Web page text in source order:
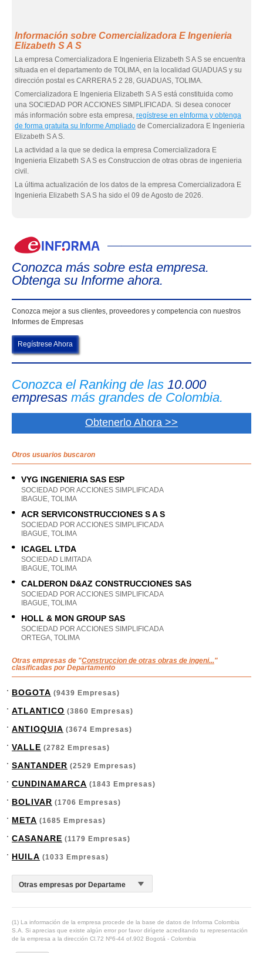
Información sobre Comercializadora E Ingenieria
Elizabeth S A S
La empresa Comercializadora E Ingenieria Elizabeth S A S se encuentra
situada en el departamento de TOLIMA, en la localidad GUADUAS y su
dirección postal es CARRERA 5 2 28, GUADUAS, TOLIMA.
Comercializadora E Ingenieria Elizabeth S A S está constituida como
una SOCIEDAD POR ACCIONES SIMPLIFICADA. Si desea conocer
más información sobre esta empresa, regístrese en eInforma y obtenga
de forma gratuita su Informe Ampliado de Comercializadora E Ingenieria
Elizabeth S A S.
La actividad a la que se dedica la empresa Comercializadora E
Ingenieria Elizabeth S A S es Construccion de otras obras de ingenieria
civil.
La última actualización de los datos de la empresa Comercializadora E
Ingenieria Elizabeth S A S ha sido el 09 de Agosto de 2026.
Conozca más sobre esta empresa.
Obtenga su Informe ahora.
Conozca mejor a sus clientes, proveedores y competencia con nuestros
Informes de Empresas
Regístrese Ahora
Conozca el Ranking de las 10.000
empresas más grandes de Colombia.
Obtenerlo Ahora >>
Otros usuarios buscaron
VYG INGENIERIA SAS ESP
SOCIEDAD POR ACCIONES SIMPLIFICADA
IBAGUE, TOLIMA
ACR SERVICONSTRUCCIONES S A S
SOCIEDAD POR ACCIONES SIMPLIFICADA
IBAGUE, TOLIMA
ICAGEL LTDA
SOCIEDAD LIMITADA
IBAGUE, TOLIMA
CALDERON D&AZ CONSTRUCCIONES SAS
SOCIEDAD POR ACCIONES SIMPLIFICADA
IBAGUE, TOLIMA
HOLL & MON GROUP SAS
SOCIEDAD POR ACCIONES SIMPLIFICADA
ORTEGA, TOLIMA
Otras empresas de "Construccion de otras obras de ingeni..."
clasificadas por Departamento
BOGOTA (9439 Empresas)
ATLANTICO (3860 Empresas)
ANTIOQUIA (3674 Empresas)
VALLE (2782 Empresas)
SANTANDER (2529 Empresas)
CUNDINAMARCA (1843 Empresas)
BOLIVAR (1706 Empresas)
META (1685 Empresas)
CASANARE (1179 Empresas)
HUILA (1033 Empresas)
(1) La información de la empresa procede de la base de datos de Informa Colombia
S.A. Si aprecias que existe algún error por favor dirígete acreditando tu representación
de la empresa a la dirección Cl.72 Nº6-44 of.902 Bogotá - Colombia